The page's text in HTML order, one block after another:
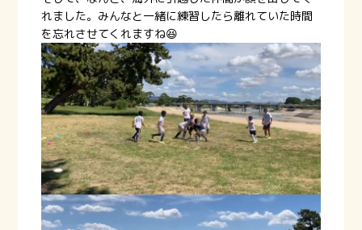
れました。みんなと一緒に練習したら離れていた時間
を忘れさせてくれますね😆